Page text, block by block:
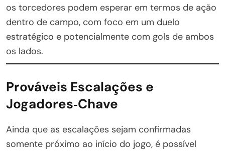
os torcedores podem esperar em termos de ação
dentro de campo, com foco em um duelo
estratégico e potencialmente com gols de ambos
os lados.
Prováveis Escalações e
Jogadores‑Chave
Ainda que as escalações sejam confirmadas
somente próximo ao início do jogo, é possível